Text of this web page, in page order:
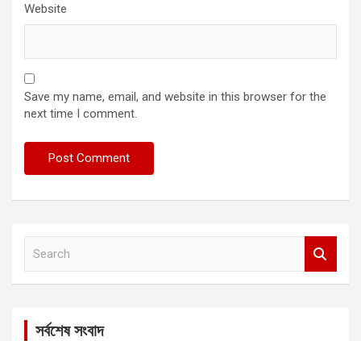
Website
Save my name, email, and website in this browser for the
next time I comment.
সর্বশেষ সংবাদ